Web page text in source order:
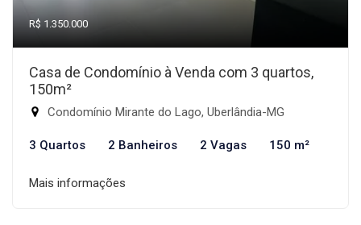
R$ 1.350.000
Casa de Condomínio à Venda com 3 quartos,
150m²
Condomínio Mirante do Lago, Uberlândia-MG
3 Quartos 2 Banheiros 2 Vagas 150 m²
Mais informações